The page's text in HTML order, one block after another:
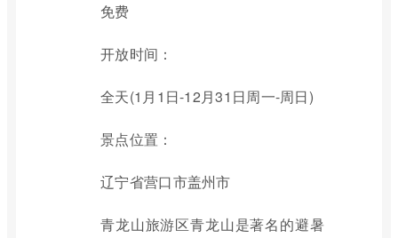
免费
开放时间：
全天(1月1日-12月31日周一-周日)
景点位置：
辽宁省营口市盖州市
青龙山旅游区青龙山是著名的避暑